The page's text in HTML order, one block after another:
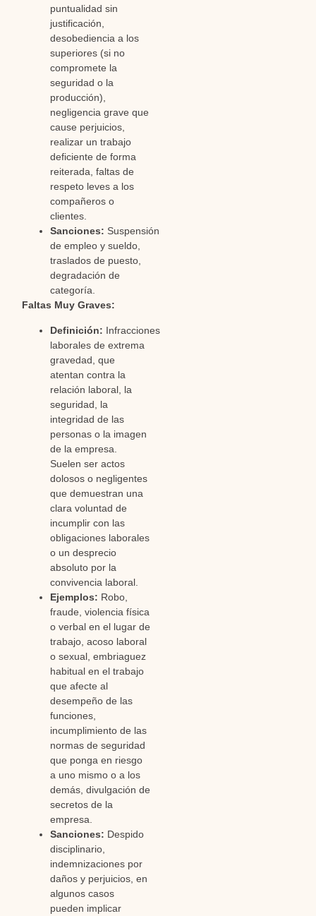
puntualidad sin
justificación,
desobediencia a los
superiores (si no
compromete la
seguridad o la
producción),
negligencia grave que
cause perjuicios,
realizar un trabajo
deficiente de forma
reiterada, faltas de
respeto leves a los
compañeros o
clientes.
Sanciones: Suspensión
de empleo y sueldo,
traslados de puesto,
degradación de
categoría.
Faltas Muy Graves:
Definición: Infracciones
laborales de extrema
gravedad, que
atentan contra la
relación laboral, la
seguridad, la
integridad de las
personas o la imagen
de la empresa.
Suelen ser actos
dolosos o negligentes
que demuestran una
clara voluntad de
incumplir con las
obligaciones laborales
o un desprecio
absoluto por la
convivencia laboral.
Ejemplos: Robo,
fraude, violencia física
o verbal en el lugar de
trabajo, acoso laboral
o sexual, embriaguez
habitual en el trabajo
que afecte al
desempeño de las
funciones,
incumplimiento de las
normas de seguridad
que ponga en riesgo
a uno mismo o a los
demás, divulgación de
secretos de la
empresa.
Sanciones: Despido
disciplinario,
indemnizaciones por
daños y perjuicios, en
algunos casos
pueden implicar